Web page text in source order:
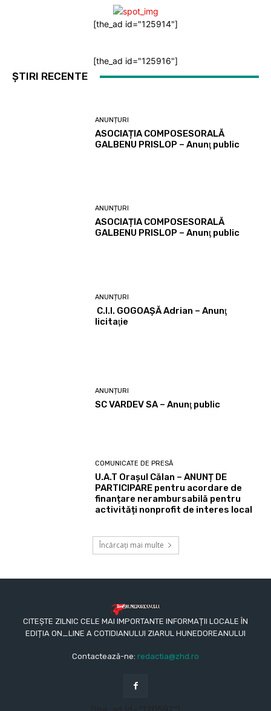
[the_ad id="125914"]
[the_ad id="125916"]
ȘTIRI RECENTE
ANUNȚURI
ASOCIAȚIA COMPOSESORALĂ
GALBENU PRISLOP – Anunţ public
ANUNȚURI
ASOCIAȚIA COMPOSESORALĂ
GALBENU PRISLOP – Anunţ public
ANUNȚURI
C.I.I. GOGOAŞĂ Adrian – Anunţ
licitaţie
ANUNȚURI
SC VARDEV SA – Anunţ public
COMUNICATE DE PRESĂ
U.A.T Orașul Călan – ANUNȚ DE
PARTICIPARE pentru acordare de
finanțare nerambursabilă pentru
activități nonprofit de interes local
Încărcați mai multe
CITEȘTE ZILNIC CELE MAI IMPORTANTE INFORMAȚII LOCALE ÎN
EDIȚIA ON_LINE A COTIDIANULUI ZIARUL HUNEDOREANULUI
Contactează-ne: redactia@zhd.ro